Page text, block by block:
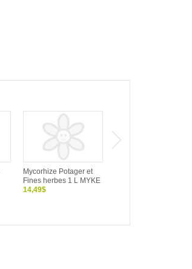
Mycorhize Potager et
Fines herbes 1 L MYKE
14,49$